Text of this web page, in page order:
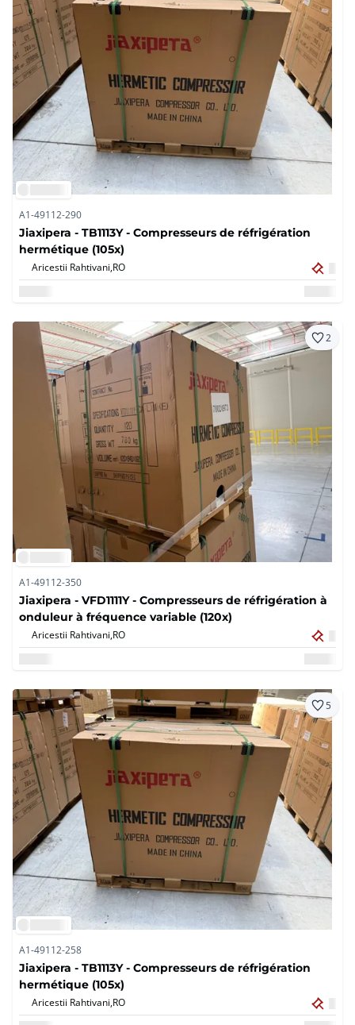
A1-49112-290
Jiaxipera - TB1113Y - Compresseurs de réfrigération
hermétique (105x)
Aricestii Rahtivani,RO
2
A1-49112-350
Jiaxipera - VFD1111Y - Compresseurs de réfrigération à
onduleur à fréquence variable (120x)
Aricestii Rahtivani,RO
5
A1-49112-258
Jiaxipera - TB1113Y - Compresseurs de réfrigération
hermétique (105x)
Aricestii Rahtivani,RO